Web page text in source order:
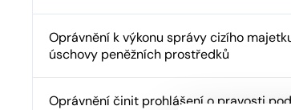
Oprávnění k výkonu správy cizího
úschovy peněžních prostředků
Oprávnění činit prohlášení o pravosti